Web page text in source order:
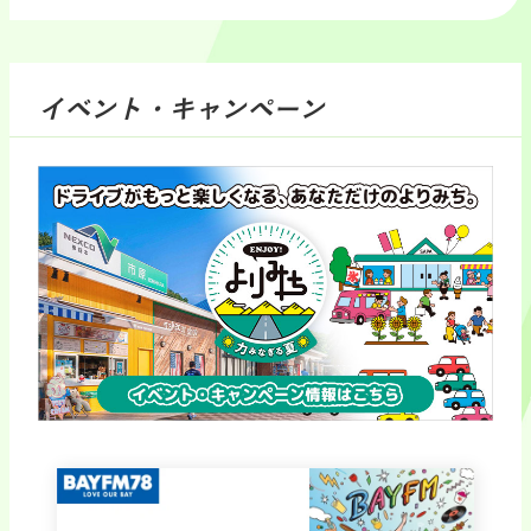
イベント・キャンペーン